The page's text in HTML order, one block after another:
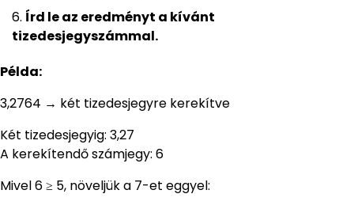
Írd le az eredményt a kívánt
tizedesjegyszámmal.
Példa:
3,2764 → két tizedesjegyre kerekítve
Két tizedesjegyig: 3,27
A kerekítendő számjegy: 6
Mivel 6 ≥ 5, növeljük a 7-et eggyel: